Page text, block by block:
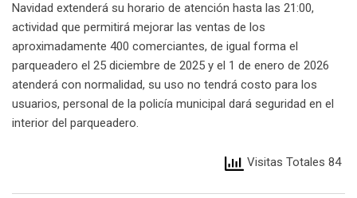
Navidad extenderá su horario de atención hasta las 21:00,
actividad que permitirá mejorar las ventas de los
aproximadamente 400 comerciantes, de igual forma el
parqueadero el 25 diciembre de 2025 y el 1 de enero de 2026
atenderá con normalidad, su uso no tendrá costo para los
usuarios, personal de la policía municipal dará seguridad en el
interior del parqueadero.
Visitas Totales 84